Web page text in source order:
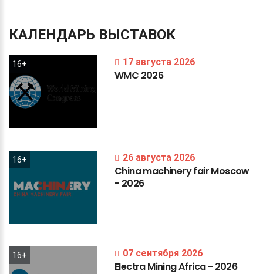
КАЛЕНДАРЬ ВЫСТАВОК
16+ 17 августа 2026
WMC 2026
16+ 26 августа 2026
ChinamachineryfairMoscow
- 2026
16+ 07 сентября 2026
ElectraMiningAfrica- 2026